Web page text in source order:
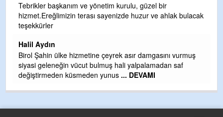
Tebrikler başkanım ve yönetim kurulu, güzel bir
hizmet.Ereğlimizin terası sayenizde huzur ve ahlak bulacak
teşekkürler
Halil Aydın
Birol Şahin ülke hizmetine çeyrek asır damgasını vurmuş
siyasi geleneğin vücut bulmuş hali yalpalamadan saf
değiştirmeden küsmeden yunus ... DEVAMI